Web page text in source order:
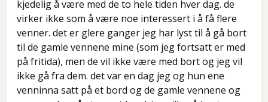
kjedelig å være med de to hele tiden hver dag. de
virker ikke som å være noe interessert i å få flere
venner. det er glere ganger jeg har lyst til å gå bort
til de gamle vennene mine (som jeg fortsatt er med
på fritida), men de vil ikke være med bort og jeg vil
ikke gå fra dem. det var en dag jeg og hun ene
venninna satt på et bord og de gamle vennene og